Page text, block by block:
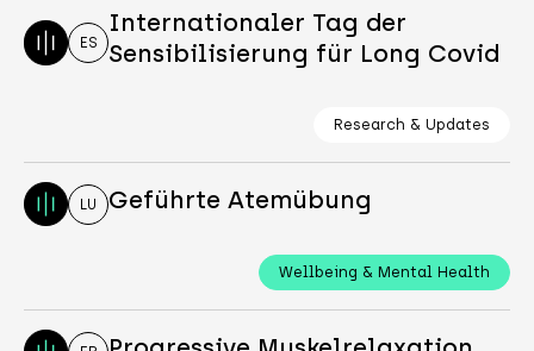
ES
Internationaler Tag der
Sensibilisierung für Long Covid
Research & Updates
LU Geführte Atemübung
Wellbeing & Mental Health